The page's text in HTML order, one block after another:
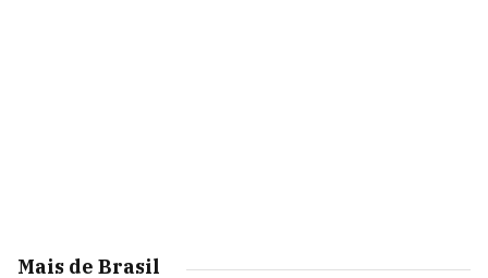
Mais de Brasil